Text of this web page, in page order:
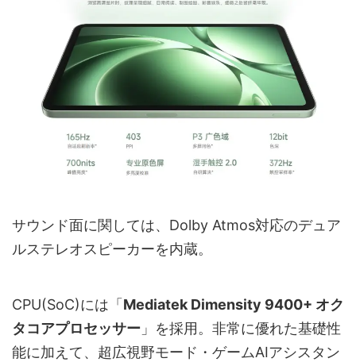
サウンド面に関しては、Dolby Atmos対応のデュア
ルステレオスピーカーを内蔵。
CPU(SoC)には「 Mediatek Dimensity 9400+ オク
タコアプロセッサー 」を採用。非常に優れた基礎性
能に加えて、超広視野モード・ゲームAIアシスタン